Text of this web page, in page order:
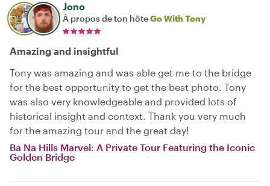
Jono
À propos de ton hôteGo With Tony
Amazing and insightful
Tony was amazing and was able get me to the bridge
for the best opportunity to get the best photo. Tony
was also very knowledgeable and provided lots of
historical insight and context. Thank you very much
for the amazing tour and the great day!
Ba Na Hills Marvel: A Private Tour Featuring the Iconic
Golden Bridge